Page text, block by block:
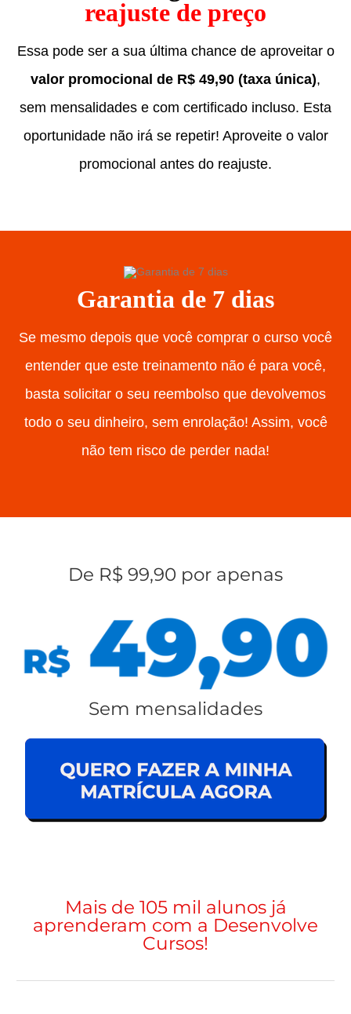
reajuste de preço
Essa pode ser a sua última chance de aproveitar o
valor promocional de R$ 49,90 (taxa única),
sem mensalidades e com certificado incluso. Esta
oportunidade não irá se repetir! Aproveite o valor
promocional antes do reajuste.
Garantia de 7 dias
Se mesmo depois que você comprar o curso você
entender que este treinamento não é para você,
basta solicitar o seu reembolso que devolvemos
todo o seu dinheiro, sem enrolação! Assim, você
não tem risco de perder nada!
De R$ 99,90 por apenas
Sem mensalidades
Mais de 105 mil alunos já
aprenderam com a Desenvolve
Cursos!